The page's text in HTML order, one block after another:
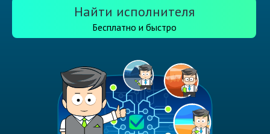
Найти исполнителя
Бесплатно и быстро